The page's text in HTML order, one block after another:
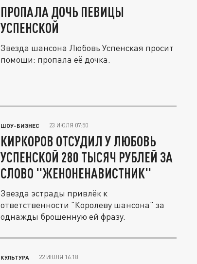
ПРОПАЛА ДОЧЬ ПЕВИЦЫ
УСПЕНСКОЙ
Звезда шансона Любовь Успенская просит
помощи: пропала её дочка.
ШОУ-БИЗНЕС 23 ИЮЛЯ 07:50
КИРКОРОВ ОТСУДИЛ У ЛЮБОВЬ
УСПЕНСКОЙ 280 ТЫСЯЧ РУБЛЕЙ ЗА
СЛОВО "ЖЕНОНЕНАВИСТНИК"
Звезда эстрады привлёк к
ответственности "Королеву шансона" за
однажды брошенную ей фразу.
КУЛЬТУРА 22 ИЮЛЯ 16:18